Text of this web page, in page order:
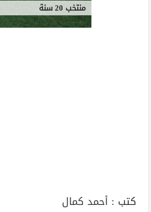
منتخب 20 سنة
كتب : أحمد كمال